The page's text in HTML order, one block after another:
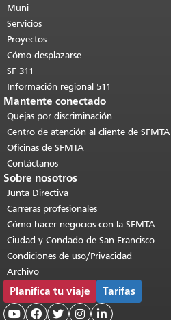
de esta página se repite en todas las
páginas.Volver al principio del
contenido principal
Muni
Servicios
Proyectos
Cómo desplazarse
SF 311
Información regional 511
Mantente conectado
Quejas por discriminación
Centro de atención al cliente de SFMTA
Oficinas de SFMTA
Contáctanos
Sobre nosotros
Junta Directiva
Carreras profesionales
Cómo hacer negocios con la SFMTA
Ciudad y Condado de San Francisco
Condiciones de uso/Privacidad
Archivo
Planifica tu viaje Tarifas
    